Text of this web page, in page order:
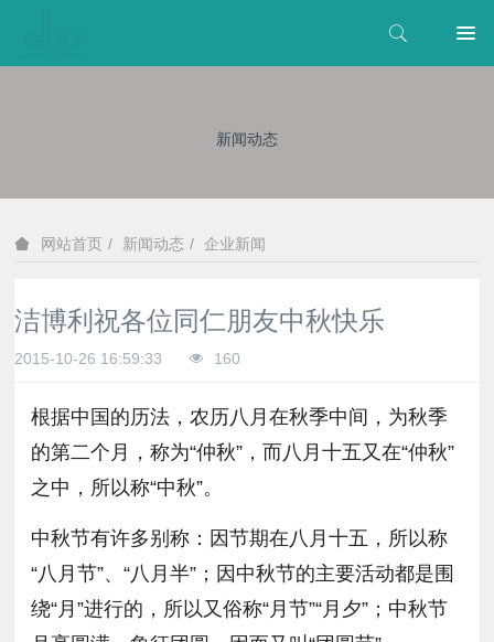
新闻动态
网站首页 新闻动态 企业新闻
洁博利祝各位同仁朋友中秋快乐
2015-10-26 16:59:33 160
根据中国的历法，农历八月在秋季中间，为秋季
的第二个月，称为“仲秋”，而八月十五又在“仲秋”
之中，所以称“中秋”。
中秋节有许多别称：因节期在八月十五，所以称
“八月节”、“八月半”；因中秋节的主要活动都是围
绕“月”进行的，所以又俗称“月节”“月夕”；中秋节